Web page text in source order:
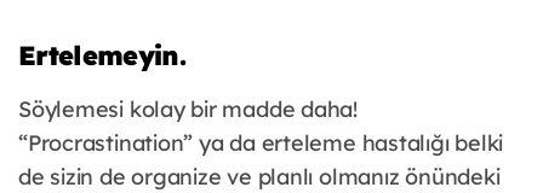
Ertelemeyin.
Söylemesi kolay bir madde daha!
“Procrastination” ya da erteleme hastalığı belki
de sizin de organize ve planlı olmanız önündeki